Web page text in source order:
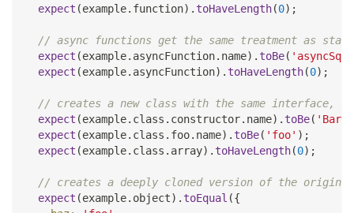
expect (example. function) . toHaveLength(0) ;
// async functions get the same treatment as
expect (example. asyncFunction. name) . toBe(
expect (example. asyncFunction) . toHaveLength(0) ;
// creates a new class with the same interface,
expect (example. class . constructor. name) . toBe( 'Bar'
expect (example. class . foo. name) . toBe( 'foo' ) ;
expect (example. class . array) . toHaveLength(0) ;
// creates a deeply cloned version of the
expect (example. object) . toEqual ({